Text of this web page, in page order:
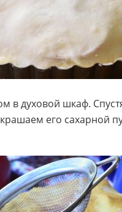
в духовой шкаф.
его сахарной